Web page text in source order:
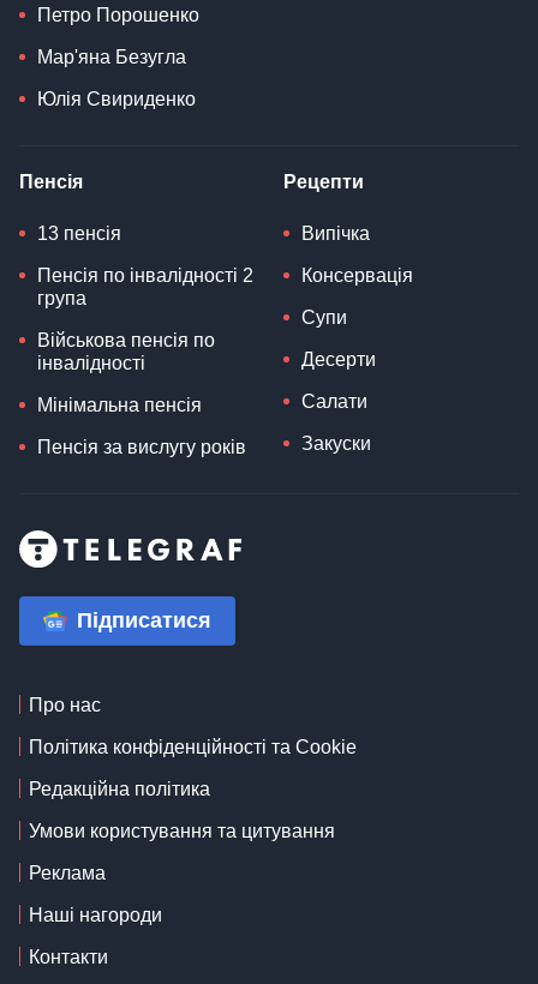
Петро Порошенко
Мар'яна Безугла
Юлія Свириденко
Пенсія
13 пенсія
Пенсія по інвалідності 2
група
Військова пенсія по
інвалідності
Мінімальна пенсія
Пенсія за вислугу років
Рецепти
Випічка
Консервація
Супи
Десерти
Салати
Закуски
Підписатися
Про нас
Політика конфіденційності та Cookie
Редакційна політика
Умови користування та цитування
Реклама
Наші нагороди
Контакти